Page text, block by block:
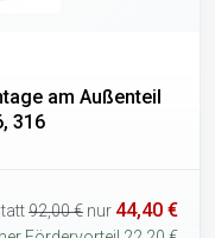
am Außenteil
316
92,00 € nur 44,40 €